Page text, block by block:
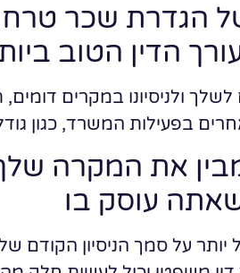
הגדרת שכר טרחה
הדין הטוב
ולניסיונו במקרים דומים,
בפעילות המשרד, כגון
את המקרה
עוסק בו
יותר על סמך הניסיון הקודם